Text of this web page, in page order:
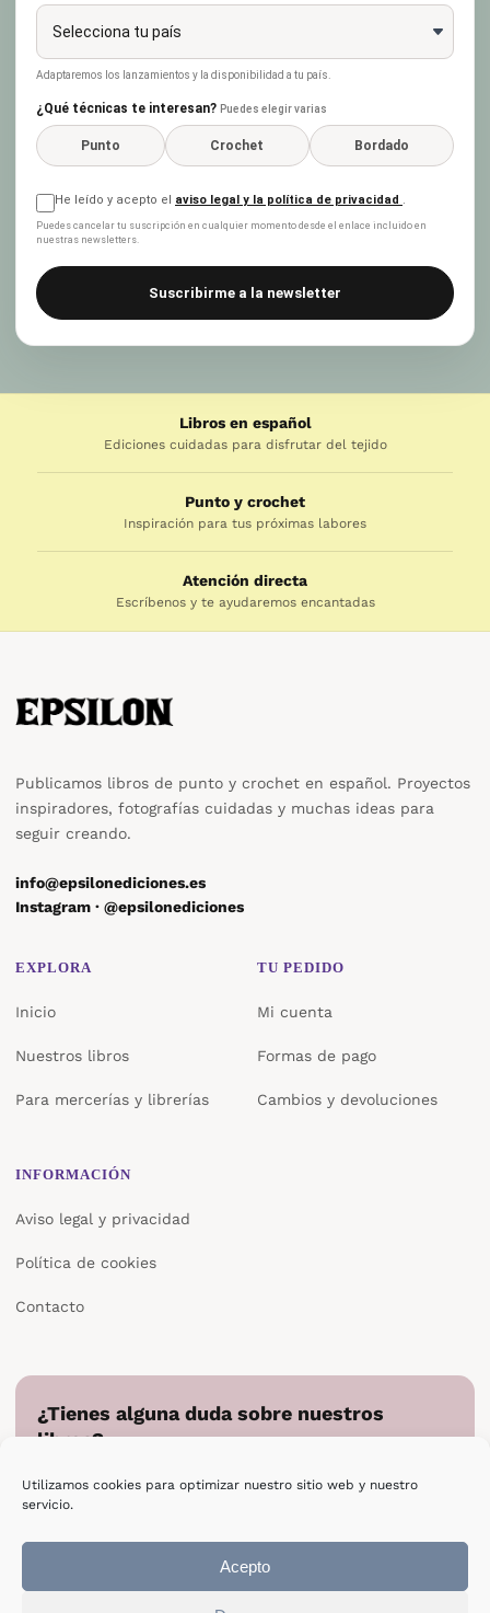
Utilizamos cookies para optimizar nuestro sitio web y nuestro
servicio.
Acepto
Adaptaremos los lanzamientos y la disponibilidad a tu país.
¿Qué técnicas te interesan? Puedes elegir varias
Punto Crochet Bordado
He leído y acepto el aviso legal y la política de privacidad .
Puedes cancelar tu suscripción en cualquier momento desde el enlace incluido en
nuestras newsletters.
Suscribirme a la newsletter
Libros en español
Ediciones cuidadas para disfrutar del tejido
Punto y crochet
Inspiración para tus próximas labores
Atención directa
Escríbenos y te ayudaremos encantadas
Publicamos libros de punto y crochet en español. Proyectos
inspiradores, fotografías cuidadas y muchas ideas para
seguir creando.
info@epsilonediciones.es
Instagram · @epsilonediciones
EXPLORA
Inicio
Nuestros libros
Para mercerías y librerías
TU PEDIDO
Mi cuenta
Formas de pago
Cambios y devoluciones
INFORMACIÓN
Aviso legal y privacidad
Política de cookies
Contacto
¿Tienes alguna duda sobre nuestros
libros?
directamente.
Escribir a Epsilon